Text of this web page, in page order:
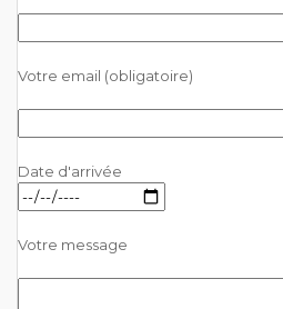
Votre email (obligatoire)
Date d'arrivée
Votre message